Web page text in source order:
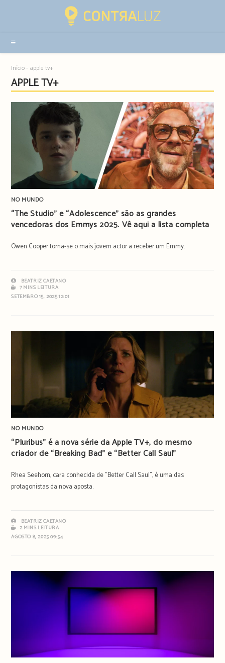
sidebar
Início- apple tv+
APPLE TV+
NO MUNDO
“The Studio” e “Adolescence” são as grandes
vencedoras dos Emmys 2025. Vê aqui a lista completa
Owen Cooper torna-se o mais jovem actor a receber um Emmy.
BEATRIZ CAETANO
7 MINS LEITURA
SETEMBRO 15, 2025 12:01
NO MUNDO
“Pluribus” é a nova série da Apple TV+, do mesmo
criador de “Breaking Bad” e “Better Call Saul”
Rhea Seehorn, cara conhecida de "Better Call Saul", é uma das
protagonistas da nova aposta.
BEATRIZ CAETANO
2 MINS LEITURA
AGOSTO 8, 2025 09:54